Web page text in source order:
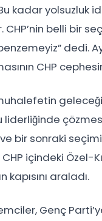
kadar yolsuzluk
CHP’nin belli bir
dedi.
CHP
liderliğinde
bir sonraki
içindeki Özel-
kapısını araladı.
Genç